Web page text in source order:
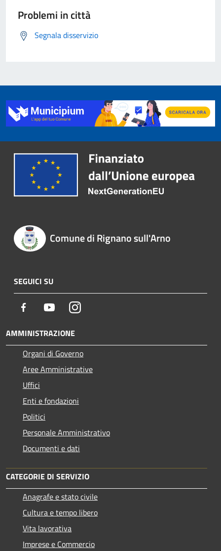
Problemi in città
Segnala disservizio
Comune di Rignano sull'Arno
SEGUICI SU
Facebook YoutubeInstagram
AMMINISTRAZIONE
Organi di Governo
Aree Amministrative
Uffici
Enti e fondazioni
Politici
Personale Amministrativo
Documenti e dati
CATEGORIE DI SERVIZIO
Anagrafe e stato civile
Cultura e tempo libero
Vita lavorativa
Imprese e Commercio